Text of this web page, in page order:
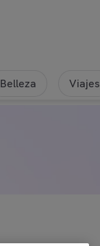
Belleza Viajes